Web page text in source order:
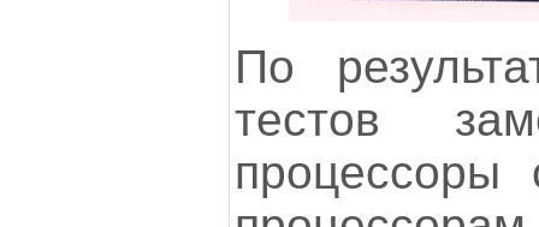
По
тестов
процессоры